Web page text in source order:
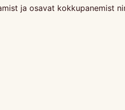
ja osavat kokkupanemist